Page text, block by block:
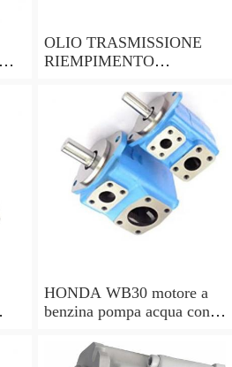
OLIO TRASMISSIONE
RIEMPIMENTO
pompa a mano 7 LITRI e
15 ADATTATORI DSG
HONDA WB30 motore a
benzina pompa acqua con